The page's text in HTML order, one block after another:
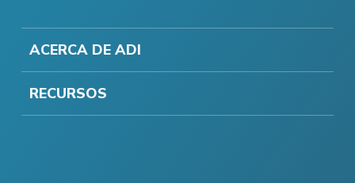
ACERCA DE ADI
RECURSOS